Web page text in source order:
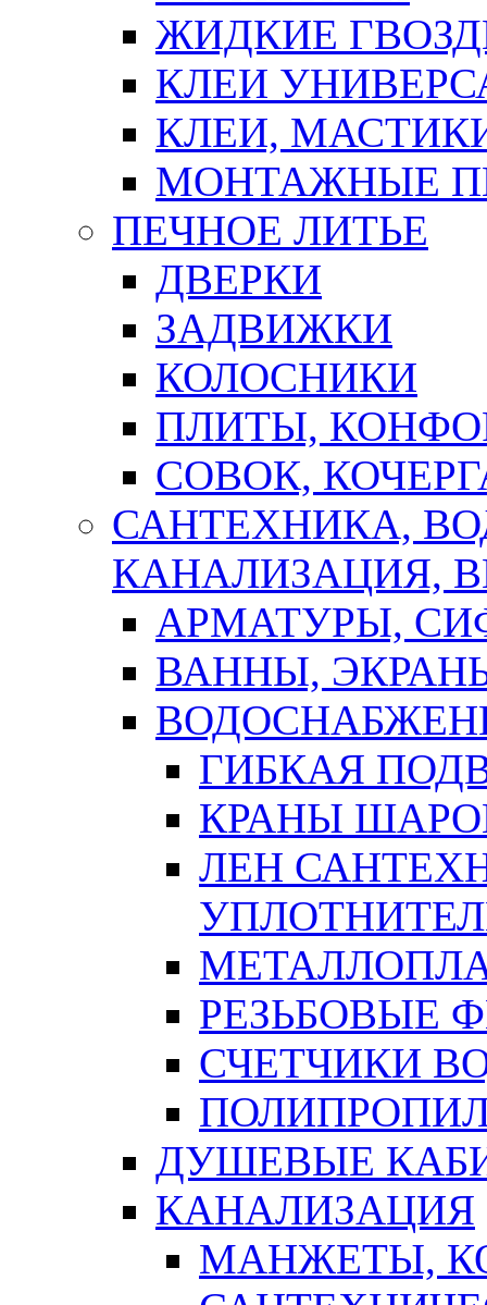
ЖИДКИЕ
КЛЕИ
КЛЕИ,
МОНТАЖНЫЕ
ПЕЧНОЕ ЛИТЬЕ
ДВЕРКИ
ЗАДВИЖКИ
КОЛОСНИКИ
ПЛИТЫ,
СОВОК,
САНТЕХНИКА,
КАНАЛИЗАЦИЯ,
АРМАТУРЫ,
ВАННЫ,
ГИБКАЯ
КРАНЫ
ЛЕН
РЕЗЬБОВЫЕ
СЧЕТЧИКИ
ДУШЕВЫЕ
КАНАЛИЗАЦИЯ
МАНЖЕТЫ,